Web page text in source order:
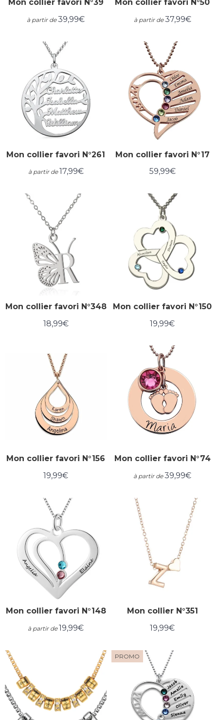
Mon collier favori N°39
à partir dePrix
39,99€
Mon collier favori N°50
à partir dePrix
37,99€37,99€
Mon collier favori N°261
à partir de Prix
17,99€17,99€
Mon collier favori N°17
Prix
59,99€59,99€
Mon collier favori N°348
Prix
18,99€18,99€
Mon collier favori N°150
Prix
19,99€
Mon collier favori N°156
Prix
19,99€
Mon collier favori N°74
à partir dePrix
39,99€
Mon collier favori N°148
à partir de Prix
19,99€
Mon collier N°351
Prix
19,99€
PROMO